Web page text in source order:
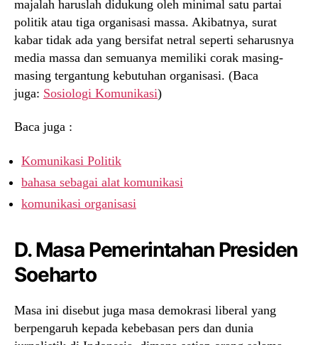
majalah haruslah didukung oleh minimal satu partai
politik atau tiga organisasi massa. Akibatnya, surat
kabar tidak ada yang bersifat netral seperti seharusnya
media massa dan semuanya memiliki corak masing-
masing tergantung kebutuhan organisasi. (Baca
juga: Sosiologi Komunikasi)
Baca juga :
Komunikasi Politik
bahasa sebagai alat komunikasi
komunikasi organisasi
D. Masa Pemerintahan Presiden
Soeharto
Masa ini disebut juga masa demokrasi liberal yang
berpengaruh kepada kebebasan pers dan dunia